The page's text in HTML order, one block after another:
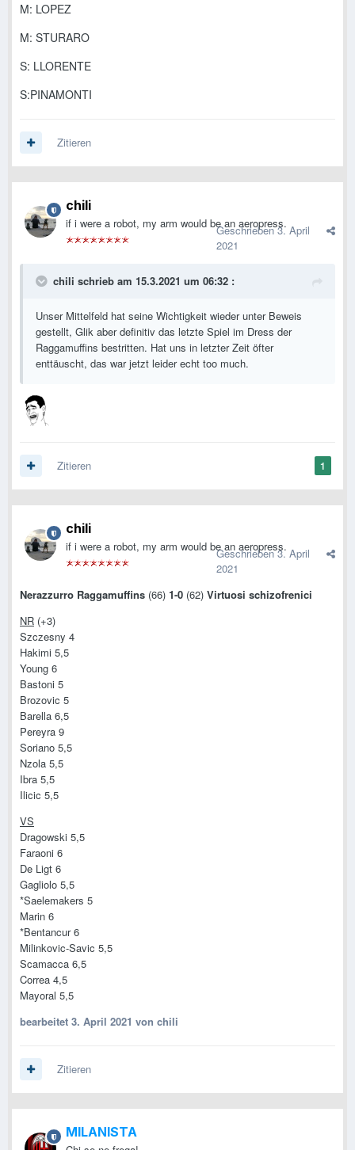
M: LOPEZ
M: STURARO
S: LLORENTE
S:PINAMONTI
Zitieren
chili
if i were a robot, my arm would be an aeropress.
Geschrieben3. April
2021
chili schrieb am 15.3.2021 um 06:32 :
Unser Mittelfeld hat seine Wichtigkeit wieder unter Beweis
gestellt, Glik aber definitiv das letzte Spiel im Dress der
Raggamuffins bestritten. Hat uns in letzter Zeit öfter
enttäuscht, das war jetzt leider echt too much.
1
Zitieren
chili
if i were a robot, my arm would be an aeropress.
Geschrieben3. April
2021
Nerazzurro Raggamuffins (66) 1-0 (62) Virtuosi schizofrenici
NR (+3)
Szczesny 4
Hakimi 5,5
Young 6
Bastoni 5
Brozovic 5
Barella 6,5
Pereyra 9
Soriano 5,5
Nzola 5,5
Ibra 5,5
Ilicic 5,5
VS
Dragowski 5,5
Faraoni 6
De Ligt 6
Gagliolo 5,5
*Saelemakers 5
Marin 6
*Bentancur 6
Milinkovic-Savic 5,5
Scamacca 6,5
Correa 4,5
Mayoral 5,5
bearbeitet 3. April 2021 von chili
Zitieren
MILANISTA